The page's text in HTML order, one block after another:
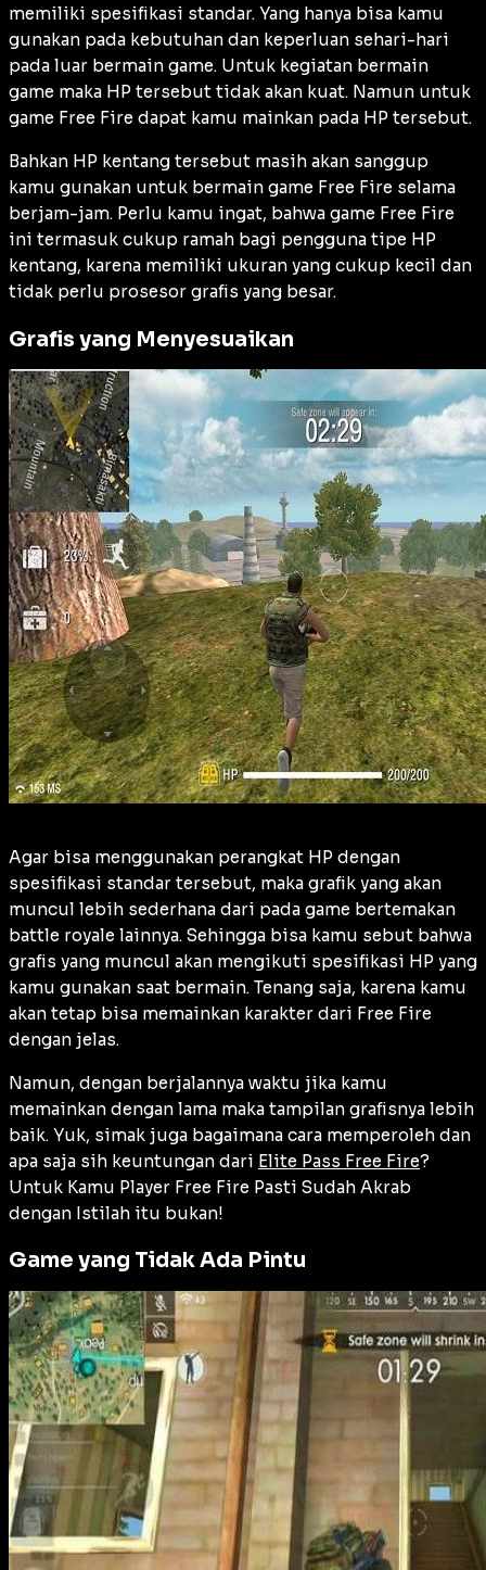
memiliki spesifikasi standar. Yang hanya bisa kamu
gunakan pada kebutuhan dan keperluan sehari-hari
pada luar bermain game. Untuk kegiatan bermain
game maka HP tersebut tidak akan kuat. Namun untuk
game Free Fire dapat kamu mainkan pada HP tersebut.
Bahkan HP kentang tersebut masih akan sanggup
kamu gunakan untuk bermain game Free Fire selama
berjam-jam. Perlu kamu ingat, bahwa game Free Fire
ini termasuk cukup ramah bagi pengguna tipe HP
kentang, karena memiliki ukuran yang cukup kecil dan
tidak perlu prosesor grafis yang besar.
Grafis yang Menyesuaikan
Agar bisa menggunakan perangkat HP dengan
spesifikasi standar tersebut, maka grafik yang akan
muncul lebih sederhana dari pada game bertemakan
battle royale lainnya. Sehingga bisa kamu sebut bahwa
grafis yang muncul akan mengikuti spesifikasi HP yang
kamu gunakan saat bermain. Tenang saja, karena kamu
akan tetap bisa memainkan karakter dari Free Fire
dengan jelas.
Namun, dengan berjalannya waktu jika kamu
memainkan dengan lama maka tampilan grafisnya lebih
baik. Yuk, simak juga bagaimana cara memperoleh dan
apa saja sih keuntungan dari Elite Pass Free Fire?
Untuk Kamu Player Free Fire Pasti Sudah Akrab
dengan Istilah itu bukan!
Game yang Tidak Ada Pintu